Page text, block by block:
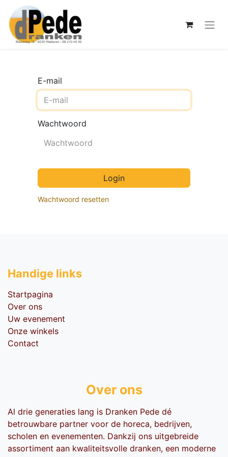
E-mail
Wachtwoord
Login
Wachtwoord resetten
Handige li​nks
Startpagina
Over ons
Uw evenement
Onze winkels
Contact
Over ons
Al drie generaties lang is Dranken Pede dé
betrouwbare partner voor de horeca, bedrijven,
scholen en evenementen. Dankzij ons uitgebreide
assortiment aan kwaliteitsvolle dranken, een moderne